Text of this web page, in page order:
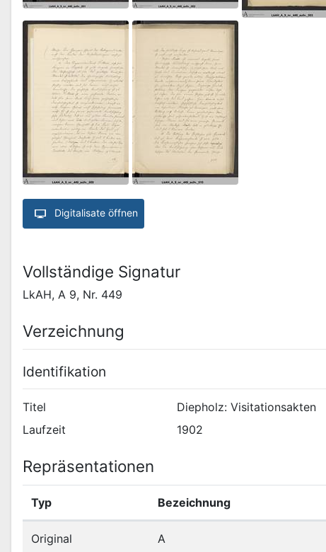
Digitalisate öffnen
Vollständige Signatur
LkAH, A 9, Nr. 449
Verzeichnung
Identifikation
Titel
Diepholz: Visitationsakten
Laufzeit
1902
Repräsentationen
Typ Bezeichnung
Original A